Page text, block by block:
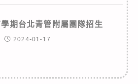
期台北青管附屬團隊招生
2024-01-17